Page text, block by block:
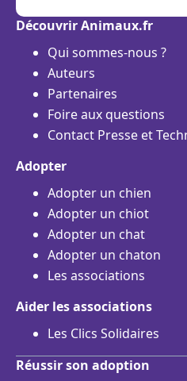
Découvrir Animaux.fr
Qui sommes-nous ?
Auteurs
Partenaires
Foire aux questions
Contact Presse et
Adopter
Adopter un chien
Adopter un chiot
Adopter un chat
Adopter un chaton
Les associations
Aider les associations
Les Clics Solidaires
Réussir son adoption